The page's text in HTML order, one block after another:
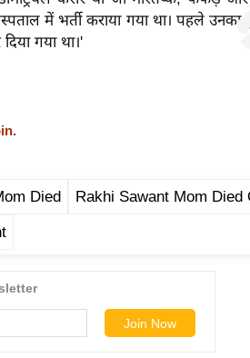
में भर्ती कराया गया था। पहले
गया था।'
Died Rakhi Sawant Mom Died